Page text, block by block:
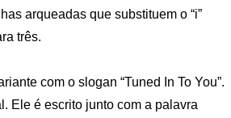
arqueadas que substituem o “i”
três.
com o slogan “Tuned In To You”.
Ele é escrito junto com a palavra